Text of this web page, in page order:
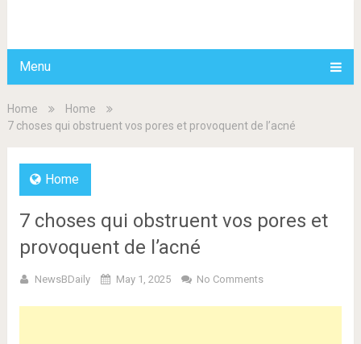
Menu
Home
Home
7 choses qui obstruent vos pores et provoquent de l’acné
Home
7 choses qui obstruent vos pores et
provoquent de l’acné
NewsBDaily May 1, 2025 No Comments